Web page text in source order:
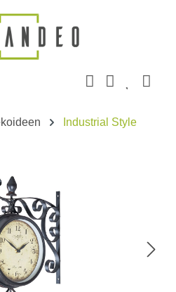
Industrial Style